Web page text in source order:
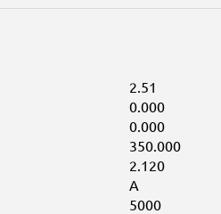
2.51
0.000
0.000
350.000
2.120
A
5000